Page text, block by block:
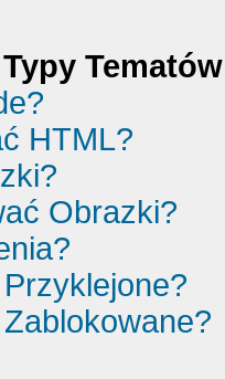
Tematów
HTML?
Obrazki?